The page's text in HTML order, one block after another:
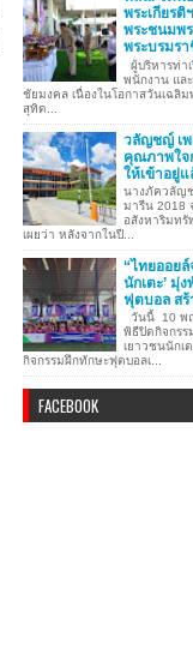
พระเกียรติ
พระชนมพ
พระบรมร
ผู้บริหารท่า
พนักงาน แล
ชัยมงคล เนื่องในโอกาสวันเฉลิ
สุทิด...
วลัญชญ์ เพ
คุณภาพใจ
ให้เข้าอยู่แ
นางภัควลัญ
มารีน 2018
อสังหาริมทรั
เผยว่า หลังจากในปี...
“ไทยออยล์
นักเตะ’ มุ่
ฟุตบอล สร้
วันนี้ 10 พ
พิธีปิดกิจกรร
เยาวชนนักเ
กิจกรรมฝึกทักษะฟุตบอลเ...
FACEBOOK